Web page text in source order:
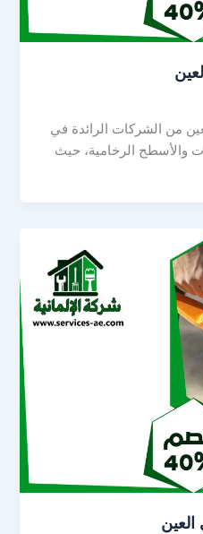
من الشركات الرائدة في
والأسطح الرخامية، حيث